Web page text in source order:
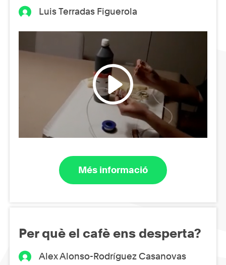
Luis Terradas Figuerola
Més informació
Per què el cafè ens desperta?
Alex Alonso-Rodríguez Casanovas